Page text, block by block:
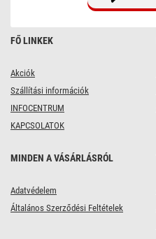
FŐ LINKEK
Akciók
Szállítási információk
INFOCENTRUM
KAPCSOLATOK
MINDEN A VÁSÁRLÁSRÓL
Adatvédelem
Általános Szerződési Feltételek